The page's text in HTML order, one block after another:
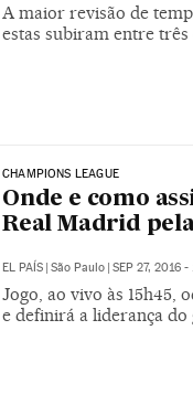
A maior revisão de
estas subiram entre três
CHAMPIONS LEAGUE
Onde e como
Real Madrid
EL PAÍS São Paulo SEP 27, 2016
Jogo, ao vivo às 15h45,
e definirá a liderança do